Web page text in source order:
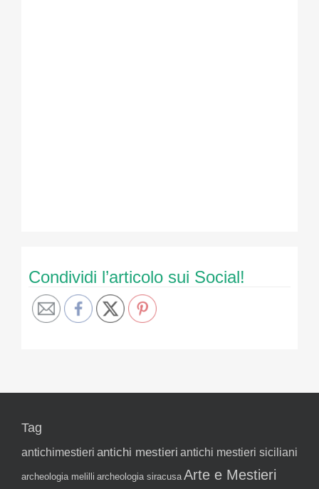
Condividi l’articolo sui Social!
Tag
antichimestieri antichi mestieri antichi mestieri siciliani
archeologia melilli archeologia siracusa Arte e Mestieri